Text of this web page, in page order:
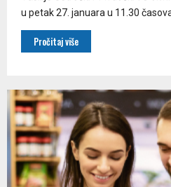
u petak 27. januara u 11.30
Pročitaj više